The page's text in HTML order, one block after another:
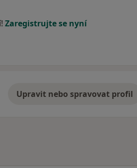
Zaregistrujte se nyní
Upravit nebo spravovat profil